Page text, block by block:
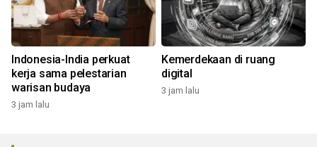
Indonesia-India perkuat
kerja sama pelestarian
warisan budaya
3 jam lalu
Kemerdekaan di ruang
digital
3 jam lalu